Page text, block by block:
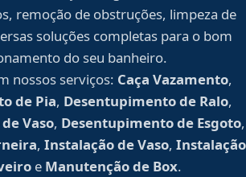
remoção de obstruções, limpeza de
soluções completas para o bom
do seu banheiro.
nossos serviços: Caça Vazamento,
de Pia, Desentupimento de Ralo,
Vaso, Desentupimento de Esgoto,
, Instalação de Vaso, Instalação
e Manutenção de Box.